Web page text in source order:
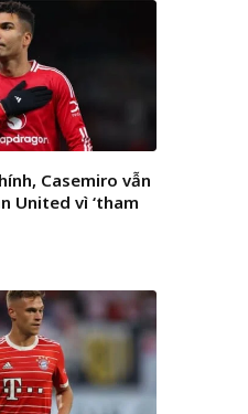
Casemiro vẫn
United vì ‘tham